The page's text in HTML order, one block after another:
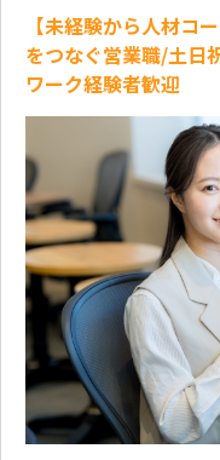
【未経験から人材コ
をつなぐ営業職/土日
ワーク経験者歓迎